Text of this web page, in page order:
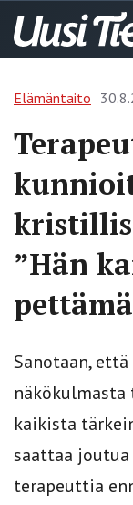
Elämäntaito
”Hän
Sanotaan,
kaikista
saattaa joutua
terapeuttia